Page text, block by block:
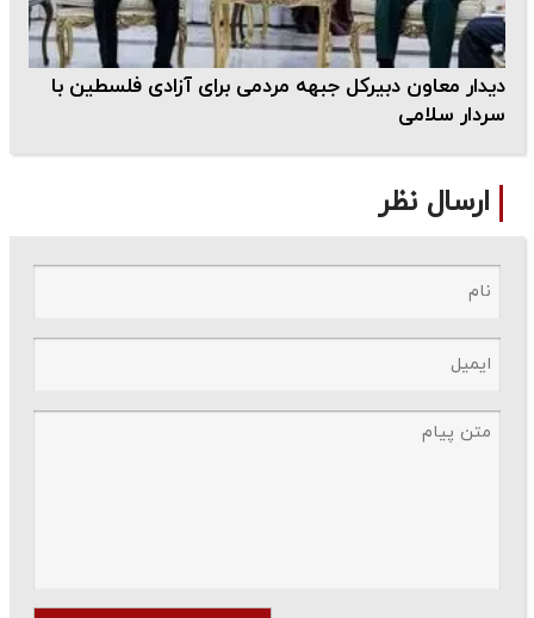
دیدار معاون دبیرکل جبهه مردمی برای آزادی فلسطین با
سردار سلامی
ارسال نظر